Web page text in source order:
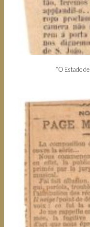
“O Estado